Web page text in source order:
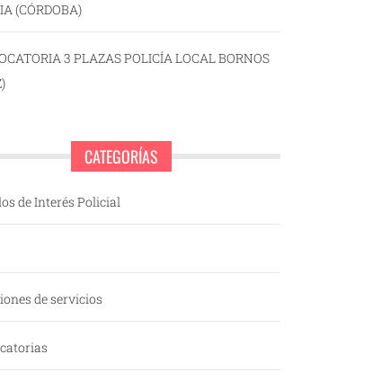
(CÓRDOBA)
3 PLAZAS POLICÍA LOCAL BORNOS
CATEGORÍAS
de Interés Policial
de servicios